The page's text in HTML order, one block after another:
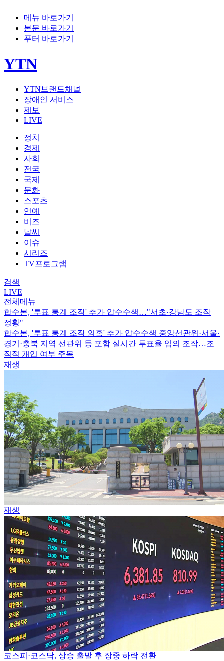
메뉴 바로가기
본문 바로가기
푸터 바로가기
YTN
YTN브랜드채널
장애인 서비스
제보
LIVE
정치
경제
사회
전국
국제
문화
스포츠
연예
비즈
날씨
이슈
시리즈
TV프로그램
검색
LIVE
전체메뉴
합수본, '투표 통계 조작' 추가 압수수색…"서초·강남도 조작
정황"
합수본, '투표 통계 조작 의혹' 추가 압수수색 중앙선관위·서울·
경기·충북 지역 선관위 등 포함 실시간 투표율 임의 조작…조
직적 개입 여부 주목
재생
재생
코스피·코스닥, 상승 출발 후 장중 하락 전환